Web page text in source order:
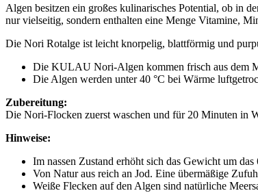
Algen besitzen ein großes kulinarisches Potential, ob in
nur vielseitig, sondern enthalten eine Menge Vitamine,
Die Nori Rotalge ist leicht knorpelig, blattförmig und
Die KULAU Nori-Algen kommen frisch aus dem
Die Algen werden unter 40 °C bei Wärme
Zubereitung:
Die Nori-Flocken zuerst waschen und für 20 Minuten in
Hinweise:
Im nassen Zustand erhöht sich das Gewicht um das
Von Natur aus reich an Jod. Eine übermäßige
Weiße Flecken auf den Algen sind natürliche